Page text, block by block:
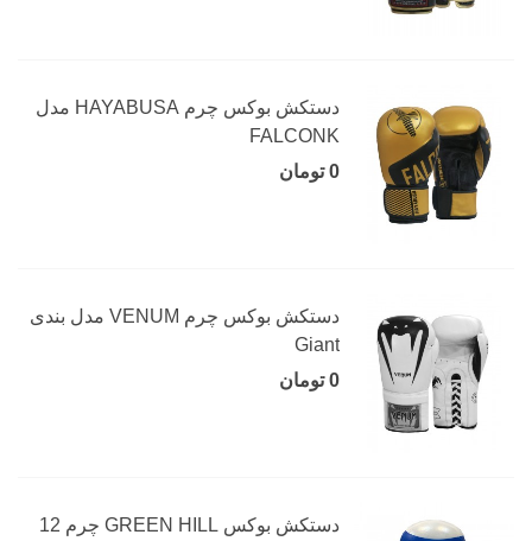
دستکش بوکس چرم HAYABUSA مدل
FALCONK
0 تومان
دستکش بوکس چرم VENUM مدل بندی
Giant
0 تومان
دستکش بوکس GREEN HILL چرم 12